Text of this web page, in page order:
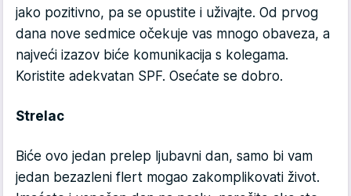
jako pozitivno, pa se opustite i uživajte. Od prvog
dana nove sedmice očekuje vas mnogo obaveza, a
najveći izazov biće komunikacija s kolegama.
Koristite adekvatan SPF. Osećate se dobro.
Strelac
Biće ovo jedan prelep ljubavni dan, samo bi vam
jedan bezazleni flert mogao zakomplikovati život.